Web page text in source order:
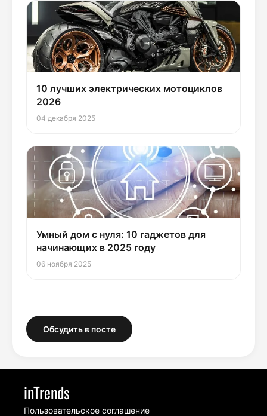
10 лучших электрических мотоциклов
2026
04 декабря 2025
Умный дом с нуля: 10 гаджетов для
начинающих в 2025 году
06 ноября 2025
Обсудить в посте
inTrends
Пользовательское соглашение